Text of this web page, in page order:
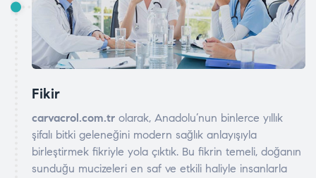
Fikir
carvacrol.com.tr olarak, Anadolu’nun binlerce yıllık
şifalı bitki geleneğini modern sağlık anlayışıyla
birleştirmek fikriyle yola çıktık. Bu fikrin temeli, doğanın
sunduğu mucizeleri en saf ve etkili haliyle insanlarla